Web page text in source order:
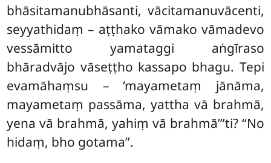
bhāsitamanubhāsanti, vācitamanuvācenti,
seyyathidaṃ – aṭṭhako vāmako vāmadevo
vessāmitto yamataggi aṅgīraso
bhāradvājo vāseṭṭho kassapo bhagu. Tepi
evamāhaṃsu – ‘mayametaṃ jānāma,
mayametaṃ passāma, yattha vā brahmā,
yena vā brahmā, yahiṃ vā brahmā’’’ti? ‘‘No
hidaṃ, bho gotama’’.